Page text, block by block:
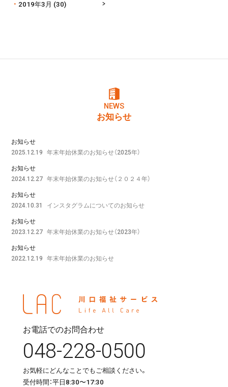
2019年3月 (30)
NEWS
お知らせ
2025.12.19
お知らせ
年末年始休業のお知らせ（2025年）
2024.12.27
お知らせ
年末年始休業のお知らせ（２０２４年）
2024.10.31
お知らせ
インスタグラムについてのお知らせ
2023.12.27
お知らせ
年末年始休業のお知らせ（2023年）
2022.12.19
お知らせ
年末年始休業のお知らせ
お電話でのお問合わせ
048-228-0500
お気軽にどんなことでもご相談ください。
受付時間：平日8:30〜17:30